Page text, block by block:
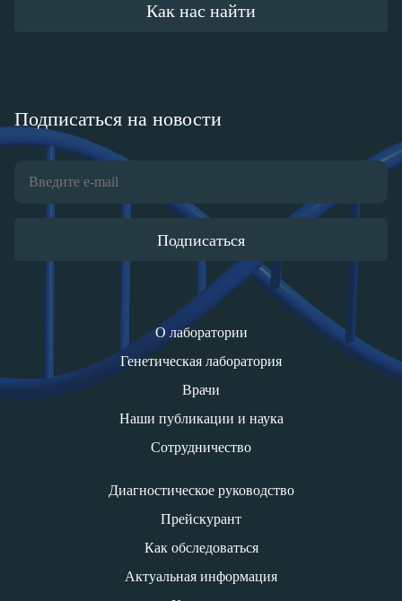
Как нас найти
Подписаться на новости
Подписаться
О лаборатории
Генетическая лаборатория
Врачи
Наши публикации и наука
Сотрудничество
Диагностическое руководство
Прейскурант
Как обследоваться
Актуальная информация